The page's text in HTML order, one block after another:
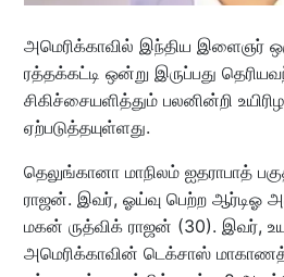
அமெரிக்காவில் இந்திய இளைஞர்
ரத்தக்கட்டி ஒன்று இருப்பது
சிகிச்சையளித்தும் பலனின்றி
ஏற்படுத்தயுள்ளது.
தெலுங்கானா மாநிலம் ஐதராபாத்
ராஜன். இவர், ஓய்வு பெற்ற ஆர்டிஓ
மகன் ருத்விக் ராஜன் (30). இவர்,
அமெரிக்காவின் டெக்சாஸ்